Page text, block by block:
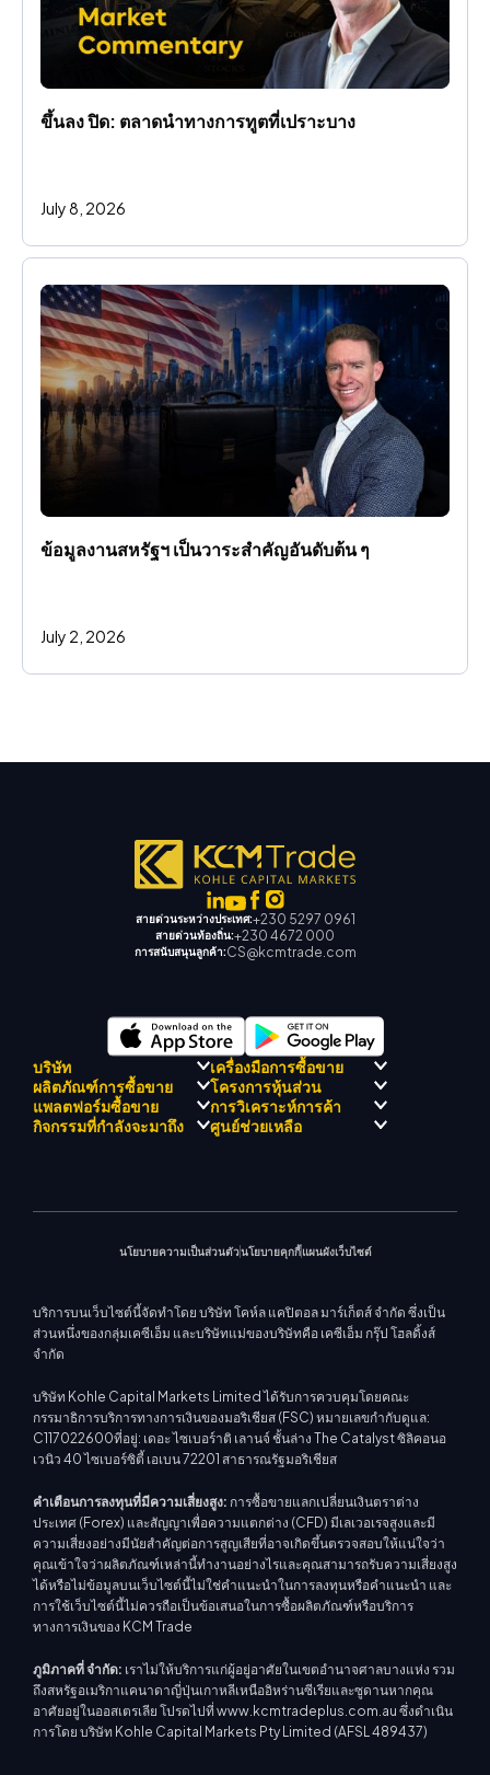
ขึ้นลง ปิด: ตลาดนําทางการทูตที่เปราะบาง
July 8, 2026
ข้อมูลงานสหรัฐฯ เป็นวาระสําคัญอันดับต้น ๆ
July 2, 2026
สายด่วนระหว่างประเทศ:+230 5297 0961
สายด่วนท้องถิ่น:+230 4672 000
การสนับสนุนลูกค้า:CS@kcmtrade.com
บริษัท
การปฏิบัติตามกฎระเบียบ
เกี่ยวกับ KCM เทรด
ทีมดริฟท์เทรด เคซีเอ็ม
เครื่องมือการซื้อขาย
KCM เทรด AI ที่ปรึกษา
ศูนย์สัญญาณเทรด เคซีเอ็ม
ปฏิทินเศรษฐกิ
ผลิตภัณฑ์การซื้อขาย
Forex
โครงการหุ้นส่วน
แนะนำโปรแกรมโบรกเกอร์
แพลตฟอร์มซื้อขาย การวิเคราะห์การค้า
ทีมนักวิเคราะห์ตลาด
กิจกรรมที่กำลังจะมาถึง ศูนย์ช่วยเหลือ
นโยบายความเป็นส่วนตัวนโยบายคุกกี้ แผนผังเว็บไซต์
บริการบนเว็บไซต์นี้จัดทำโดย บริษัท โคห์ล แคปิตอล มาร์เก็ตส์ จำกัด ซึ่งเป็น
ส่วนหนึ่งของกลุ่มเคซีเอ็ม และบริษัทแม่ของบริษัทคือ เคซีเอ็ม กรุ๊ป โฮลดิ้งส์
จำกัด
บริษัท Kohle Capital Markets Limited ได้รับการควบคุมโดยคณะ
กรรมาธิการบริการทางการเงินของมอริเชียส (FSC) หมายเลขกำกับดูแล:
C117022600ที่อยู่: เดอะ ไซเบอร์าติ เลานจ์ ชั้นล่าง The Catalyst ซิลิคอนอ
เวนิว 40 ไซเบอร์ซิตี้ เอเบน 72201 สาธารณรัฐมอริเชียส
คำเตือนการลงทุนที่มีความเสี่ยงสูง: การซื้อขายแลกเปลี่ยนเงินตราต่าง
ประเทศ (Forex) และสัญญาเพื่อความแตกต่าง (CFD) มีเลเวอเรจสูงและมี
ความเสี่ยงอย่างมีนัยสำคัญต่อการสูญเสียที่อาจเกิดขึ้นตรวจสอบให้แน่ใจว่า
คุณเข้าใจว่าผลิตภัณฑ์เหล่านี้ทำงานอย่างไรและคุณสามารถรับความเสี่ยงสูง
ได้หรือไม่ข้อมูลบนเว็บไซต์นี้ไม่ใช่คำแนะนำในการลงทุนหรือคำแนะนำ และ
การใช้เว็บไซต์นี้ไม่ควรถือเป็นข้อเสนอในการซื้อผลิตภัณฑ์หรือบริการ
ทางการเงินของ KCM Trade
ภูมิภาคที่ จำกัด: เราไม่ให้บริการแก่ผู้อยู่อาศัยในเขตอำนาจศาลบางแห่ง รวม
ถึงสหรัฐอเมริกาแคนาดาญี่ปุ่นเกาหลีเหนืออิหร่านซีเรียและซูดานหากคุณ
อาศัยอยู่ในออสเตรเลีย โปรดไปที่ www.kcmtradeplus.com.au ซึ่งดำเนิน
การโดย บริษัท Kohle Capital Markets Pty Limited (AFSL 489437)